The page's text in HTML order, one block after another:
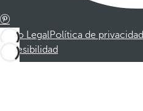
Aviso LegalPolítica de privacidad
Accesibilidad